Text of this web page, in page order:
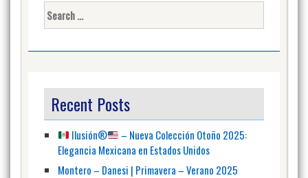
Search
for:
Recent Posts
Ilusión®️
– Nueva Colección Otoño 2025:
Elegancia Mexicana en Estados Unidos
Montero – Danesi | Primavera – Verano 2025